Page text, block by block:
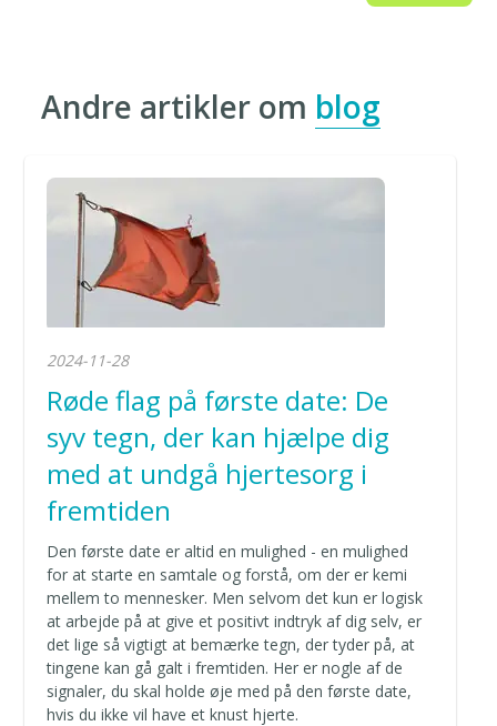
Andre artikler om blog
2024-11-28
Røde flag på første date: De
syv tegn, der kan hjælpe dig
med at undgå hjertesorg i
fremtiden
Den første date er altid en mulighed - en mulighed
for at starte en samtale og forstå, om der er kemi
mellem to mennesker. Men selvom det kun er logisk
at arbejde på at give et positivt indtryk af dig selv, er
det lige så vigtigt at bemærke tegn, der tyder på, at
tingene kan gå galt i fremtiden. Her er nogle af de
signaler, du skal holde øje med på den første date,
hvis du ikke vil have et knust hjerte.